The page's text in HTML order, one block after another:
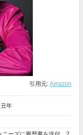
引用元: Amazon
年